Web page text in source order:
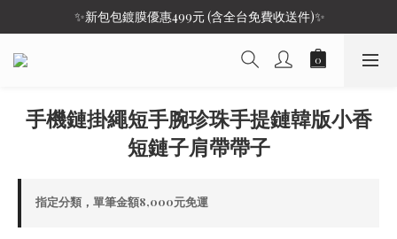
✨新包包鍍膜優惠499元 (含全台免費收送件)✨
手機鏈掛繩短手腕珍珠手提鏈韓版小香
短鏈子肩帶帶子
指定分類，單筆金額8,000元免運